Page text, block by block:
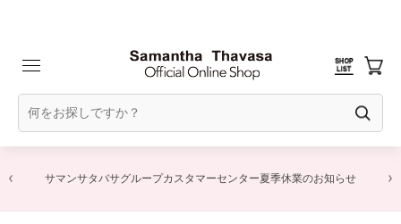
サマンサタバサグループカスタマーセンター夏季休業のお知らせ